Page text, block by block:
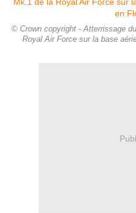
© Crown copyright - Atterrissage
Royal Air Force sur la base